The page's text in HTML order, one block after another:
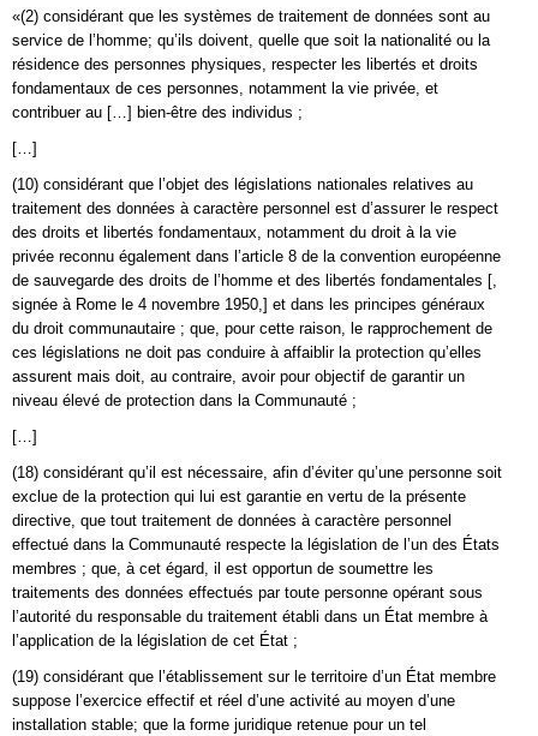
«(2) considérant que les systèmes de traitement de données sont au
service de l’homme; qu’ils doivent, quelle que soit la nationalité ou la
résidence des personnes physiques, respecter les libertés et droits
fondamentaux de ces personnes, notamment la vie privée, et
contribuer au […] bien-être des individus ;
[…]
(10) considérant que l’objet des législations nationales relatives au
traitement des données à caractère personnel est d’assurer le respect
des droits et libertés fondamentaux, notamment du droit à la vie
privée reconnu également dans l’article 8 de la convention européenne
de sauvegarde des droits de l’homme et des libertés fondamentales [,
signée à Rome le 4 novembre 1950,] et dans les principes généraux
du droit communautaire ; que, pour cette raison, le rapprochement de
ces législations ne doit pas conduire à affaiblir la protection qu’elles
assurent mais doit, au contraire, avoir pour objectif de garantir un
niveau élevé de protection dans la Communauté ;
[…]
(18) considérant qu’il est nécessaire, afin d’éviter qu’une personne soit
exclue de la protection qui lui est garantie en vertu de la présente
directive, que tout traitement de données à caractère personnel
effectué dans la Communauté respecte la législation de l’un des États
membres ; que, à cet égard, il est opportun de soumettre les
traitements des données effectués par toute personne opérant sous
l’autorité du responsable du traitement établi dans un État membre à
l’application de la législation de cet État ;
(19) considérant que l’établissement sur le territoire d’un État membre
suppose l’exercice effectif et réel d’une activité au moyen d’une
installation stable; que la forme juridique retenue pour un tel